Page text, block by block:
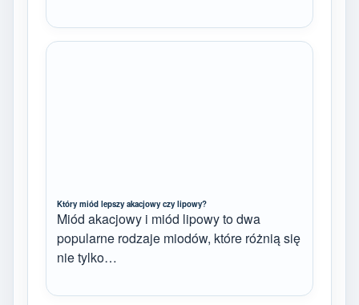
Który miód lepszy akacjowy czy lipowy?
Miód akacjowy i miód lipowy to dwa
popularne rodzaje miodów, które różnią się
nie tylko…